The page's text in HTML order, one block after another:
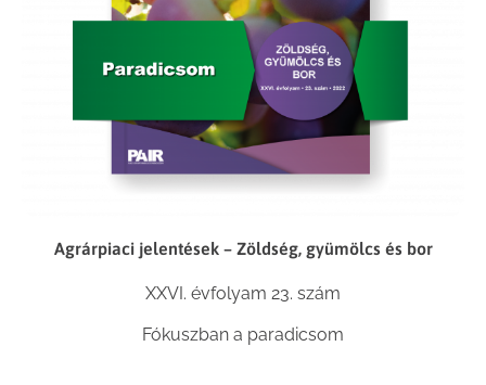
Agrárpiaci jelentések – Zöldség, gyümölcs és bor
XXVI. évfolyam 23. szám
Fókuszban a paradicsom